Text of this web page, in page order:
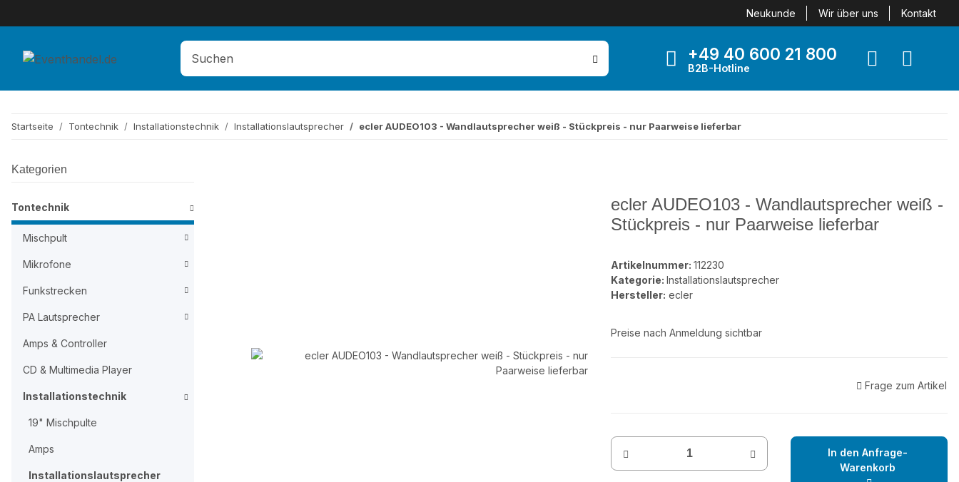
Neukunde Wir über uns Kontakt
+49 40 600 21 800
B2B-Hotline
Startseite Tontechnik Installationstechnik Installationslautsprecher ecler AUDEO103 - Wandlautsprecher weiß - Stückpreis - nur Paarweise lieferbar
ecler AUDEO103 - Wandlautsprecher weiß -
Stückpreis - nur Paarweise lieferbar
Artikelnummer: 112230
Kategorie: Installationslautsprecher
Hersteller: ecler
Preise nach Anmeldung sichtbar
Frage zum Artikel
In den Anfrage-
Warenkorb
Kategorien
Tontechnik
Mischpult
Mikrofone
Funkstrecken
PA Lautsprecher
Amps & Controller
CD & Multimedia Player
Installationstechnik
19" Mischpulte
Amps
Installationslautsprecher